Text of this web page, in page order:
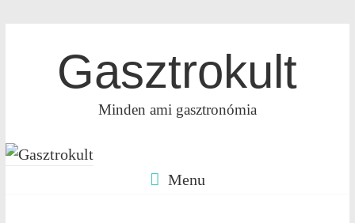
Gasztrokult
Minden ami gasztronómia
Menu